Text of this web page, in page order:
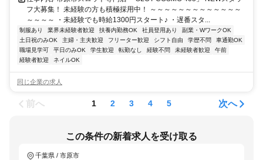
フ大募集！ 未経験の方も積極採用中！ ～～～～～～～～～～～～～
～～～～ ・未経験でも時給1300円スタート♪ ・遅番スタ...
制服あり 業界未経験者歓迎 扶養内勤務OK 社員登用あり
副業・WワークOK
土日祝のみOK
主婦・主夫歓迎 フリーター歓迎 シフト自由 学歴不問
車通勤OK
職場見学可
平日のみOK 学生歓迎 転勤なし 経験不問 未経験者歓迎
午前
経験者歓迎
ネイルOK
同じ企業の求人
前へ 1 2 3 4 5 次へ
この条件の新着求人を受け取る
千葉県 / 市原市